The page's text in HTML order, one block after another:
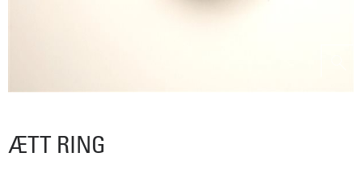
ÆTT RING